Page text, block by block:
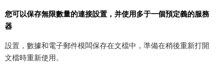
您可以保存無限數量的連接設置，并使用多于一個預定義的服務
器
設置，數據和電子郵件模闆保存在文檔中，準備在稍後重新打開
文檔時重新使用。